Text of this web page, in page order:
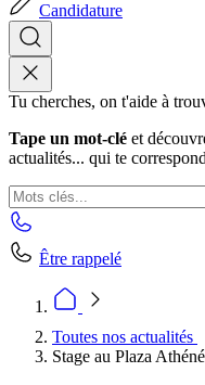
Candidature
Tu cherches, on t'aide à
Tape un mot-clé et
actualités... qui te
Être rappelé
Toutes nos actualités
Stage au Plaza